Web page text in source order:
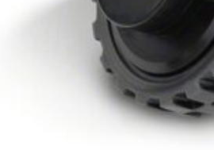
Оригінальна ціна:
Поточна ціна: 14,299 грн..